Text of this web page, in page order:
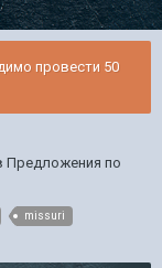
провести 50
Предложения по
missuri